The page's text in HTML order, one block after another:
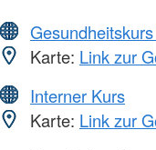
Karte: Link zur
Interner Kurs
Karte: Link zur